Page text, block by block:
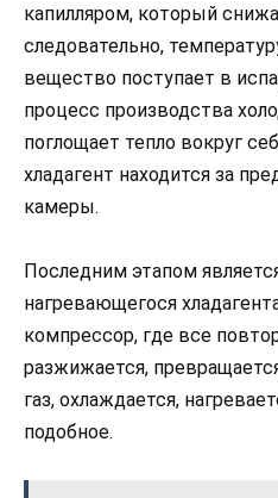
капилляром, который
следовательно,
вещество поступает в
процесс производства
поглощает тепло вокруг
хладагент находится за
камеры.
Последним этапом
нагревающегося
компрессор, где все
разжижается,
газ, охлаждается,
подобное.